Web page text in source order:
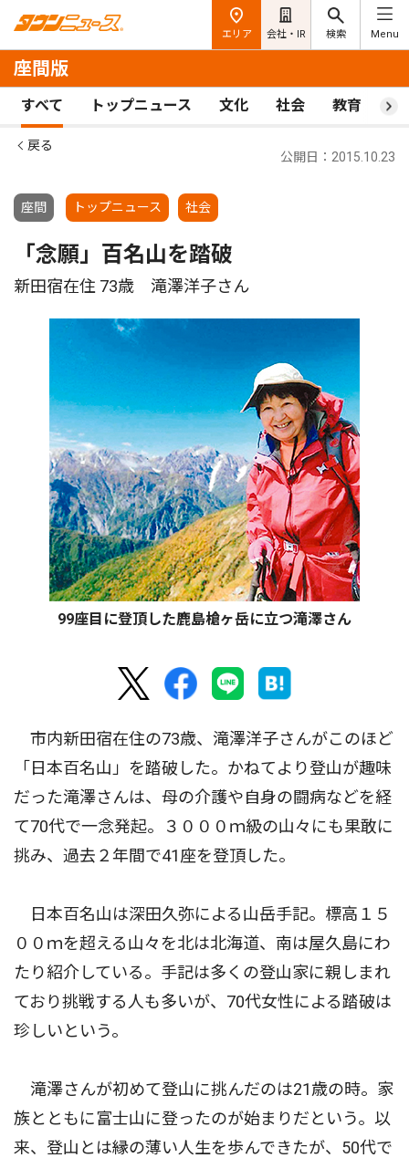
エリア 会社・IR 検索 Menu
座間版
すべて トップニュース 文化 社会 教育 ス
戻る
座間 トップニュース 社会
公開日：2015.10.23
「念願」百名山を踏破
新田宿在住 73歳 滝澤洋子さん
99座目に登頂した鹿島槍ヶ岳に立つ滝澤さん
市内新田宿在住の73歳、滝澤洋子さんがこのほど
「日本百名山」を踏破した。かねてより登山が趣味
だった滝澤さんは、母の介護や自身の闘病などを経
て70代で一念発起。３０００ｍ級の山々にも果敢に
挑み、過去２年間で41座を登頂した。
日本百名山は深田久弥による山岳手記。標高１５
００ｍを超える山々を北は北海道、南は屋久島にわ
たり紹介している。手記は多くの登山家に親しまれ
ており挑戦する人も多いが、70代女性による踏破は
珍しいという。
滝澤さんが初めて登山に挑んだのは21歳の時。家
族とともに富士山に登ったのが始まりだという。以
来、登山とは縁の薄い人生を歩んできたが、50代で